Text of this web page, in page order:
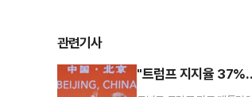
관련기사
"트럼프 지지율